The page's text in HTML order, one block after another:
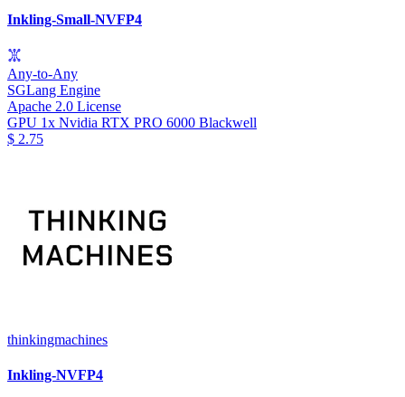
Inkling-Small-NVFP4
Any-to-Any
SGLang Engine
Apache 2.0 License
GPU 1x Nvidia RTX PRO 6000 Blackwell
$ 2.75
thinkingmachines
Inkling-NVFP4